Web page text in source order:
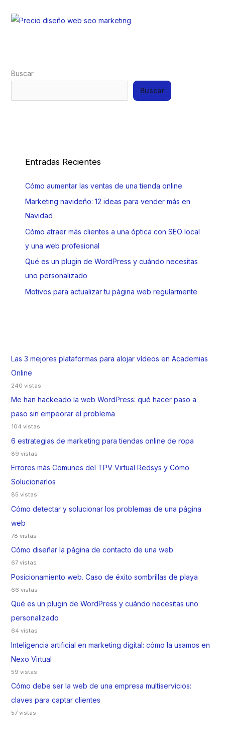
Buscar
Buscar
Entradas Recientes
Cómo aumentar las ventas de una tienda online
Marketing navideño: 12 ideas para vender más en
Navidad
Cómo atraer más clientes a una óptica con SEO local
y una web profesional
Qué es un plugin de WordPress y cuándo necesitas
uno personalizado
Motivos para actualizar tu página web regularmente
Las 3 mejores plataformas para alojar vídeos en Academias
Online
240 vistas
Me han hackeado la web WordPress: qué hacer paso a
paso sin empeorar el problema
104 vistas
6 estrategias de marketing para tiendas online de ropa
89 vistas
Errores más Comunes del TPV Virtual Redsys y Cómo
Solucionarlos
85 vistas
Cómo detectar y solucionar los problemas de una página
web
78 vistas
Cómo diseñar la página de contacto de una web
67 vistas
Posicionamiento web. Caso de éxito sombrillas de playa
66 vistas
Qué es un plugin de WordPress y cuándo necesitas uno
personalizado
64 vistas
Inteligencia artificial en marketing digital: cómo la usamos en
Nexo Virtual
59 vistas
Cómo debe ser la web de una empresa multiservicios:
claves para captar clientes
57 vistas